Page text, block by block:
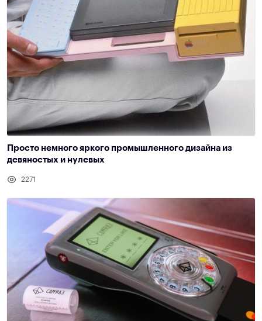
Просто немного яркого промышленного дизайна из
девяностых и нулевых
2271